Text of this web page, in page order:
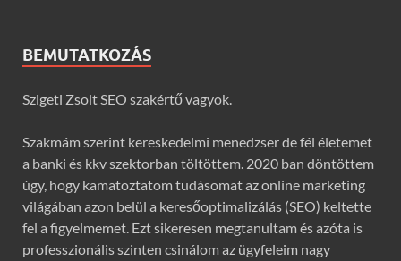
BEMUTATKOZÁS
Szigeti Zsolt SEO szakértő vagyok.
Szakmám szerint kereskedelmi menedzser de fél életemet
a banki és kkv szektorban töltöttem. 2020 ban döntöttem
úgy, hogy kamatoztatom tudásomat az online marketing
világában azon belül a keresőoptimalizálás (SEO) keltette
fel a figyelmemet. Ezt sikeresen megtanultam és azóta is
professzionális szinten csinálom az ügyfeleim nagy